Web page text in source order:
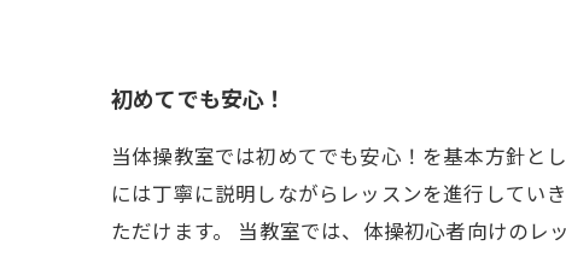
初めてでも安心！
当体操教室では初めてでも安心！を基本方針と
には丁寧に説明しながらレッスンを進行してい
ただけます。 当教室では、体操初心者向けのレ